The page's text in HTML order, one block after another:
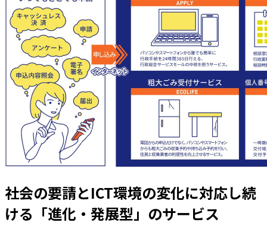
社会の要請とICT環境の変化に対応し続
ける「進化・発展型」のサービス